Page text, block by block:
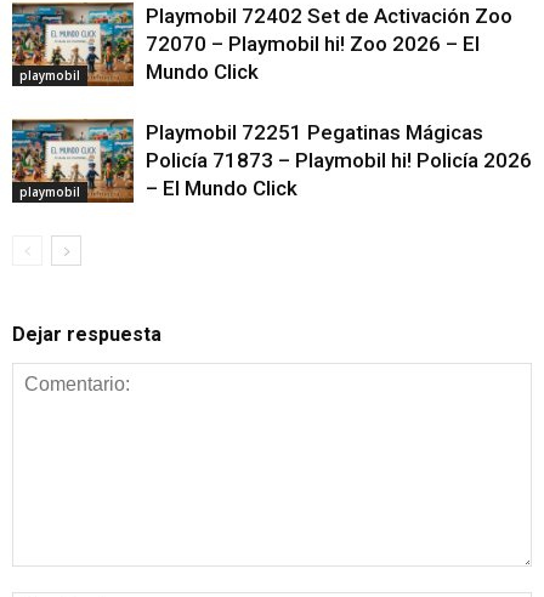
playmobil
Playmobil 72402 Set de Activación Zoo
72070 – Playmobil hi! Zoo 2026 – El
Mundo Click
playmobil
Playmobil 72251 Pegatinas Mágicas
Policía 71873 – Playmobil hi! Policía 2026
– El Mundo Click
Dejar respuesta